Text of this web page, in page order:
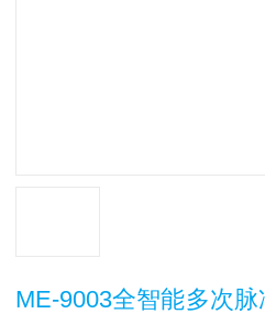
ME-9003全智能多次